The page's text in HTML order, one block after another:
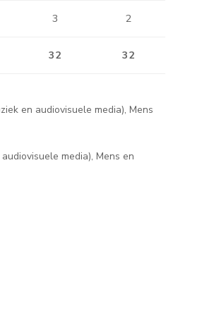
3 2
32 32
en audiovisuele media), Mens
media), Mens en